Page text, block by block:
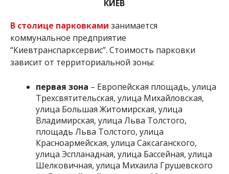
КИЕВ
В столице парковками занимается
коммунальное предприятие
“Киевтранспарксервис”. Стоимость парковки
зависит от территориальной зоны:
первая зона – Европейская площадь, улица
Трехсвятительская, улица Михайловская,
улица Большая Житомирская, улица
Владимирская, улица Льва Толстого,
площадь Льва Толстого, улица
Красноармейская, улица Саксаганского,
улица Эспланадная, улица Бассейная, улица
Шелковичная, улица Михаила Грушевского